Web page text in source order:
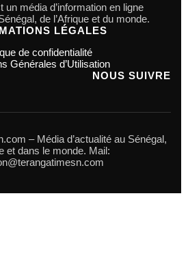
média d’information en ligne
de l’Afrique et du monde.
LÉGALES
de confidentialité
Générales d’Utilisation
NOUS SUIVRE
– Média d’actualité au Sénégal,
et dans le monde. Mail: